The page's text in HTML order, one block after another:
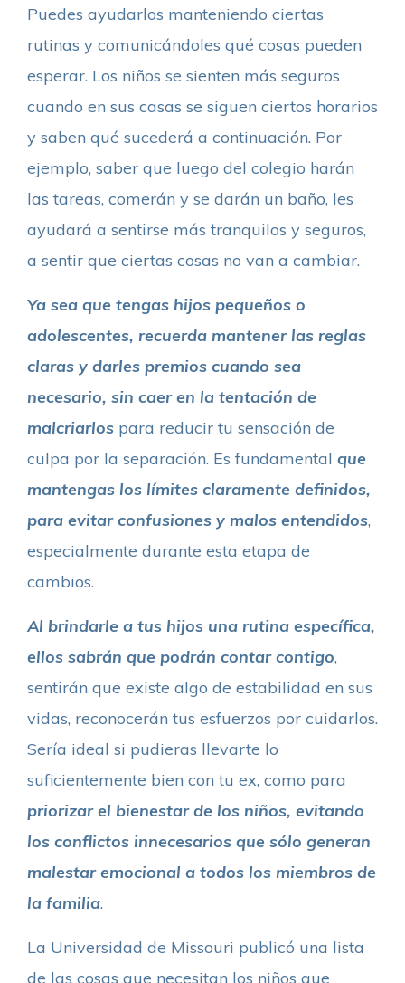
Puedes ayudarlos manteniendo ciertas
rutinas y comunicándoles qué cosas pueden
esperar. Los niños se sienten más seguros
cuando en sus casas se siguen ciertos horarios
y saben qué sucederá a continuación. Por
ejemplo, saber que luego del colegio harán
las tareas, comerán y se darán un baño, les
ayudará a sentirse más tranquilos y seguros,
a sentir que ciertas cosas no van a cambiar.
Ya sea que tengas hijos pequeños o
adolescentes, recuerda mantener las reglas
claras y darles premios cuando sea
necesario, sin caer en la tentación de
malcriarlos para reducir tu sensación de
culpa por la separación. Es fundamental que
mantengas los límites claramente definidos,
para evitar confusiones y malos entendidos,
especialmente durante esta etapa de
cambios.
Al brindarle a tus hijos una rutina específica,
ellos sabrán que podrán contar contigo,
sentirán que existe algo de estabilidad en sus
vidas, reconocerán tus esfuerzos por cuidarlos.
Sería ideal si pudieras llevarte lo
suficientemente bien con tu ex, como para
priorizar el bienestar de los niños, evitando
los conflictos innecesarios que sólo generan
malestar emocional a todos los miembros de
la familia.
La Universidad de Missouri publicó una lista
de las cosas que necesitan los niños que